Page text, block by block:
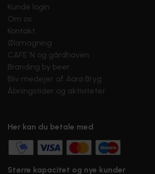
Kunde login
Om os
Kontakt
Ølsmagning
CAFE´N og gårdhaven
Branding by beer
Bliv medejer af Aarø Bryg
Åbningstider og aktiviteter
Her kan du betale med
Større kapacitet og nye kunder